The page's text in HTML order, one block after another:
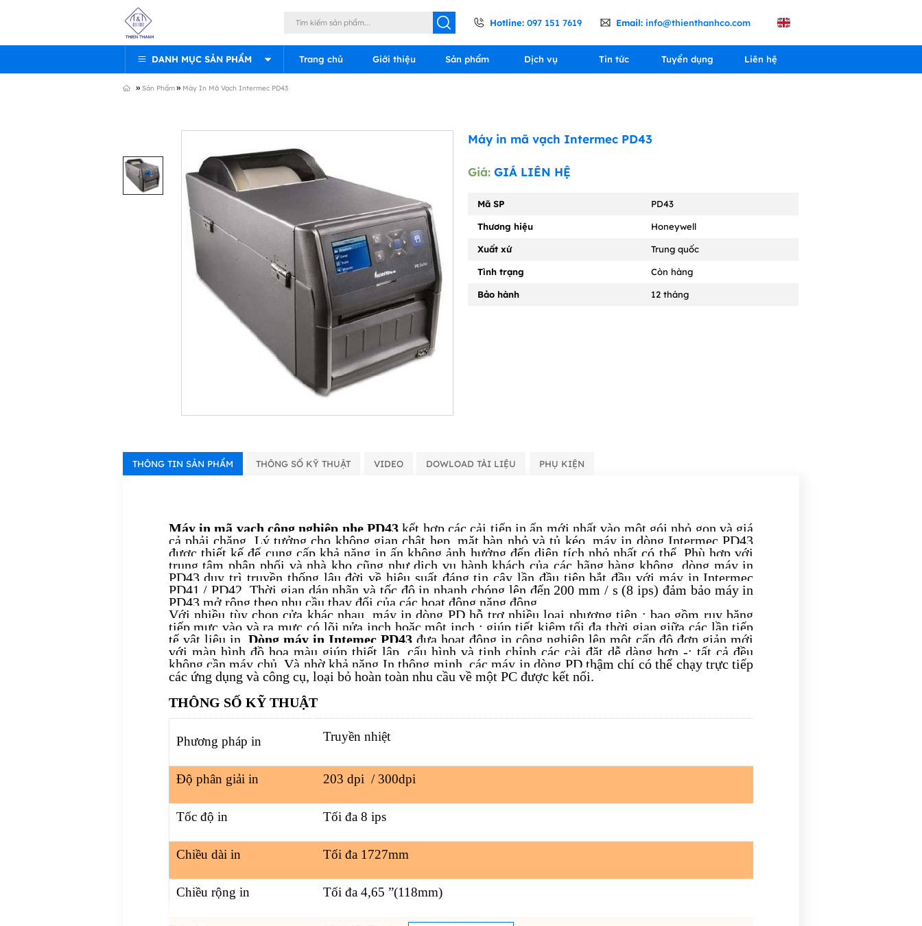
» Sản Phẩm » Máy In Mã Vạch Intermec PD43
Hotline: 097 151 7619 Email: info@thienthanhco.com
DANH MỤC SẢN PHẨM Trang chủ Giới thiệu Sản phẩm Dịch vụ Tin tức Tuyển dụng Liên hệ
Máy in mã vạch Intermec PD43
Giá:GIÁ LIÊN HỆ
Mã SP PD43
Thương hiệu Honeywell
Xuất xứ Trung quốc
Tình trạng Còn hàng
Bảo hành 12 tháng
THÔNG TIN SẢN PHẨM THÔNG SỐ KỸ THUẬT VIDEO DOWLOAD TÀI LIỆU PHỤ KIỆN
Máy in mã vạch công nghiệp nhẹ PD43 kết hợp các cải tiến in ấn mới nhất vào một gói nhỏ gọn và giá
cả phải chăng. Lý tưởng cho không gian chật hẹp, mặt bàn nhỏ và tủ kéo, máy in dòng Intermec PD43
được thiết kế để cung cấp khả năng in ấn không ảnh hưởng đến diện tích nhỏ nhất có thể. Phù hợp với
trung tâm phân phối và nhà kho cũng như dịch vụ hành khách của các hãng hàng không, dòng máy in
PD43 duy trì truyền thống lâu đời về hiệu suất đáng tin cậy lần đầu tiên bắt đầu với máy in Intermec
PD41 / PD42. Thời gian dán nhãn và tốc độ in nhanh chóng lên đến 200 mm / s (8 ips) đảm bảo máy in
PD43 mở rộng theo nhu cầu thay đổi của các hoạt động năng động.
Với nhiều tùy chọn cửa khác nhau, máy in dòng PD hỗ trợ nhiều loại phương tiện : bao gồm ruy băng
tiếp mực vào và ra mực có lõi nửa inch hoặc một inch : giúp tiết kiệm tối đa thời gian giữa các lần tiếp
tế vật liệu in. Dòng máy in Intemec PD43đưa hoạt động in công nghiệp lên một cấp độ đơn giản mới
với màn hình đồ họa màu giúp thiết lập, cấu hình và tinh chỉnh các cài đặt dễ dàng hơn -: tất cả đều
không cần máy chủ. Và nhờ khả năng In thông minh, các máy in dòng PD thậm chí có thể chạy trực tiếp
các ứng dụng và công cụ, loại bỏ hoàn toàn nhu cầu về một PC được kết nối.
THÔNG SỐ KỸ THUẬT
Phương pháp in Truyền nhiệt
Độ phân giải in 203 dpi / 300dpi
Tốc độ in Tối đa 8 ips
Chiều dài in Tối đa 1727mm
Chiều rộng in Tối đa 4,65 ”(118mm)